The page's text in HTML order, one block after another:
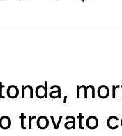
trovato